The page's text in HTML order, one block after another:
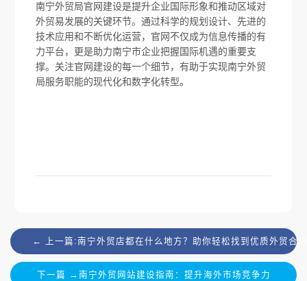
南宁外贸局官网建设是提升企业国际形象和推动区域对
外贸易发展的关键环节。通过科学的规划设计、先进的
技术应用和不断优化运营，官网不仅成为信息传播的有
力平台，更是助力南宁市企业把握国际机遇的重要支
撑。关注官网建设的每一个细节，有助于实现南宁外贸
局服务职能的现代化和数字化转型。
← 上一篇:南宁外贸店都在什么地方？助你轻松找到优质外贸合
下一篇 →南宁外贸网站建设指南：提升海外市场竞争力